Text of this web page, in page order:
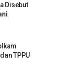
Disebut
TPPU